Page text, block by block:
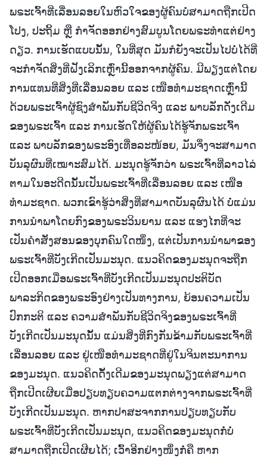
ພຣະເຈົ້າທີ່ເລື່ອນລອຍໃນຫົວໃຈຂອງຜູ້ຄົນບໍ່ສາມາດຖືກເປີດ
ໂປງ, ປະຖິ້ມ ຫຼື ກຳຈັດອອກຢ່າງສົມບູນໂດຍພຣະທຳແຕ່ຢ່າງ
ດຽວ. ການເຮັດແບບນັ້ນ, ໃນທີ່ສຸດ ມັນກໍຍັງຈະເປັນໄປບໍ່ໄດ້ທີ່
ຈະກຳຈັດສິ່ງທີ່ຝັງເລິກເຫຼົ່ານີ້ອອກຈາກຜູ້ຄົນ. ມີພຽງແຕ່ໂດຍ
ການແທນທີ່ສິ່ງທີ່ເລື່ອນລອຍ ແລະ ເໜືອທຳມະຊາດເຫຼົ່ານີ້
ດ້ວຍພຣະເຈົ້າຜູ້ຊົງສຳພັນກັບຊີວິດຈິງ ແລະ ພາບລັກດັ່ງເດີມ
ຂອງພຣະເຈົ້າ ແລະ ການເຮັດໃຫ້ຜູ້ຄົນໄດ້ຮູ້ຈັກພຣະເຈົ້າ
ແລະ ພາບລັກຂອງພຣະອົງເທື່ອລະໜ້ອຍ, ມັນຈຶ່ງຈະສາມາດ
ບັນລຸຜົນທີ່ເໝາະສົມໄດ້. ມະນຸດຮູ້ຈັກວ່າ ພຣະເຈົ້າທີ່ລາວໄລ່
ຕາມໃນອະດີດນັ້ນເປັນພຣະເຈົ້າທີ່ເລື່ອນລອຍ ແລະ ເໜືອ
ທຳມະຊາດ. ພວກເຂົາຮູ້ວ່າສິ່ງທີ່ສາມາດບັນລຸຜົນໄດ້ ບໍ່ແມ່ນ
ການນໍາພາໂດຍກົງຂອງພຣະວິນຍານ ແລະ ແຮງໄກທີ່ຈະ
ເປັນຄຳສັ່ງສອນຂອງບຸກຄົນໃດໜຶ່ງ, ແຕ່ເປັນການນໍາພາຂອງ
ພຣະເຈົ້າທີ່ບັງເກີດເປັນມະນຸດ. ແນວຄິດຂອງມະນຸດຈະຖືກ
ເປີດອອກເມື່ອພຣະເຈົ້າທີ່ບັງເກີດເປັນມະນຸດປະຕິບັດ
ພາລະກິດຂອງພຣະອົງຢ່າງເປັນທາງການ, ຍ້ອນຄວາມເປັນ
ປົກກະຕິ ແລະ ຄວາມສຳພັນກັບຊີວິດຈິງຂອງພຣະເຈົ້າທີ່
ບັງເກີດເປັນມະນຸດນັ້ນ ແມ່ນສິ່ງທີ່ກົງກັນຂ້າມກັບພຣະເຈົ້າທີ່
ເລື່ອນລອຍ ແລະ ຢູ່ເໜືອທຳມະຊາດທີ່ຢູ່ໃນຈິນຕະນາການ
ຂອງມະນຸດ. ແນວຄິດດັ້ງເດີມຂອງມະນຸດພຽງແຕ່ສາມາດ
ຖືກເປີດເຜີຍເມື່ອປຽບທຽບຄວາມແຕກຕ່າງຈາກພຣະເຈົ້າທີ່
ບັງເກີດເປັນມະນຸດ. ຫາກປາສະຈາກການປຽບທຽບກັບ
ພຣະເຈົ້າທີ່ບັງເກີດເປັນມະນຸດ, ແນວຄິດຂອງມະນຸດກໍ່ບໍ່
ສາມາດຖືກເປີດເຜີຍໄດ້; ເວົ້າອີກຢ່າງໜຶ່ງກໍ່ຄື ຫາກ